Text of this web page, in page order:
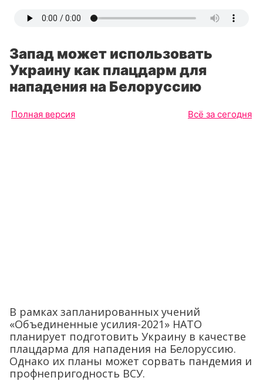
Запад может использовать
Украину как плацдарм для
нападения на Белоруссию
Полная версия Всё за сегодня
В рамках запланированных учений
«Объединенные усилия-2021» НАТО
планирует подготовить Украину в качестве
плацдарма для нападения на Белоруссию.
Однако их планы может сорвать пандемия и
профнепригодность ВСУ.